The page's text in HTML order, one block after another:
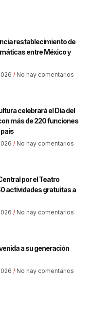
restablecimiento de
entre México y
No hay comentarios
celebrará el Día del
más de 220 funciones
No hay comentarios
por el Teatro
actividades gratuitas a
No hay comentarios
a su generación
No hay comentarios